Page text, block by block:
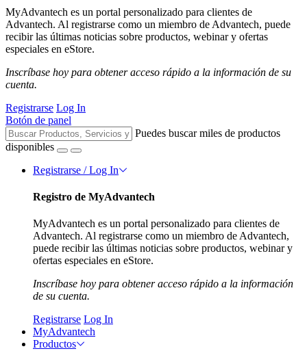
MyAdvantech es un portal personalizado para clientes de
Advantech. Al registrarse como un miembro de Advantech, puede
recibir las últimas noticias sobre productos, webinar y ofertas
especiales en eStore.
Inscríbase hoy para obtener acceso rápido a la información de su
cuenta.
Registrarse Log In
Botón de panel
Puedes buscar miles de productos
disponibles
Registrarse / Log In
Registro de MyAdvantech
MyAdvantech es un portal personalizado para clientes de
Advantech. Al registrarse como un miembro de Advantech,
puede recibir las últimas noticias sobre productos, webinar y
ofertas especiales en eStore.
Inscríbase hoy para obtener acceso rápido a la información
de su cuenta.
Registrarse Log In
MyAdvantech
Productos